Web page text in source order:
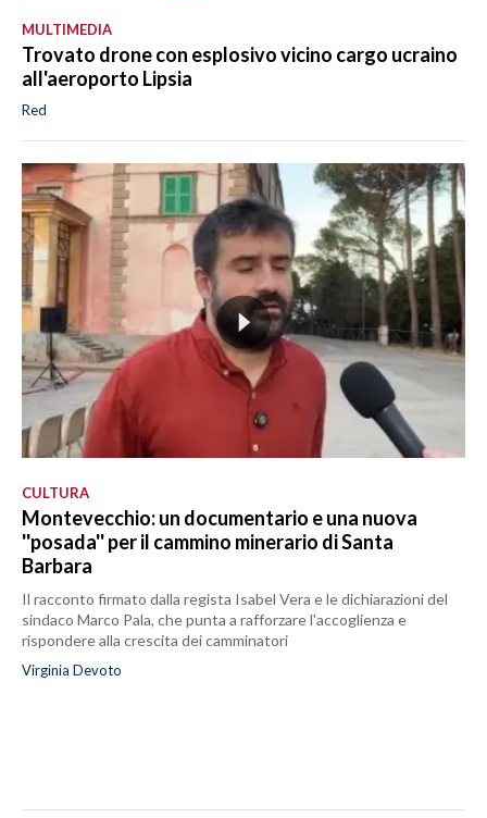
MULTIMEDIA
Trovato drone con esplosivo vicino cargo ucraino
all'aeroporto Lipsia
Red
CULTURA
Montevecchio: un documentario e una nuova
''posada'' per il cammino minerario di Santa
Barbara
Il racconto firmato dalla regista Isabel Vera e le dichiarazioni del
sindaco Marco Pala, che punta a rafforzare l'accoglienza e
rispondere alla crescita dei camminatori
Virginia Devoto